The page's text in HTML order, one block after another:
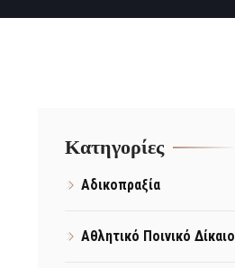
Kατηγορίες
Αδικοπραξία
Αθλητικό Ποινικό Δίκαιο